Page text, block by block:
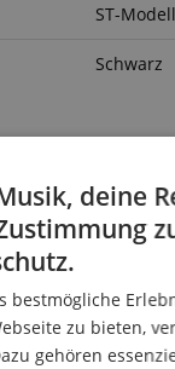
ST-
Schwarz
deine
bestmögliche
zu bieten,
gehören